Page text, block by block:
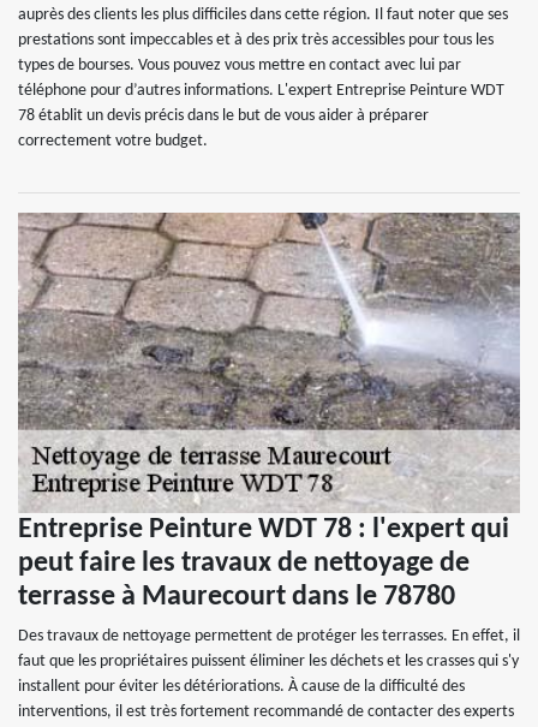
auprès des clients les plus difficiles dans cette région. Il faut noter que ses
prestations sont impeccables et à des prix très accessibles pour tous les
types de bourses. Vous pouvez vous mettre en contact avec lui par
téléphone pour d’autres informations. L'expert Entreprise Peinture WDT
78 établit un devis précis dans le but de vous aider à préparer
correctement votre budget.
Entreprise Peinture WDT 78 : l'expert qui
peut faire les travaux de nettoyage de
terrasse à Maurecourt dans le 78780
Des travaux de nettoyage permettent de protéger les terrasses. En effet, il
faut que les propriétaires puissent éliminer les déchets et les crasses qui s'y
installent pour éviter les détériorations. À cause de la difficulté des
interventions, il est très fortement recommandé de contacter des experts